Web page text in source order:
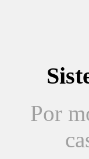
Por